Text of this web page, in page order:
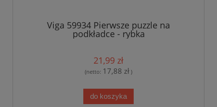
Viga 59934 Pierwsze puzzle na
podkładce - rybka
21,99 zł
(netto: 17,88 zł )
do koszyka